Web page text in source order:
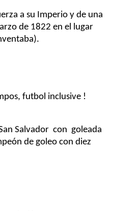
a su Imperio y de una
de 1822 en el lugar
futbol inclusive !
Salvador con goleada
de goleo con diez